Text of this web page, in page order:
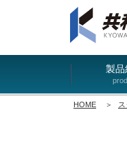
製品
HOME ＞